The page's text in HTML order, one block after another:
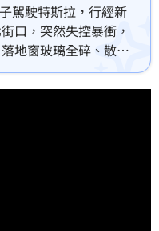
駕駛特斯拉，行經新
口，突然失控暴衝，
地窗玻璃全碎、散落
駛徐男，稱自己一時
安全氣囊爆開，臉部